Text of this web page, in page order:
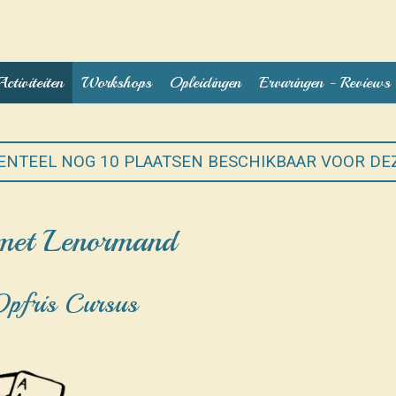
Workshops Opleidingen Ervaringen - Reviews
NOG 10 PLAATSEN BESCHIKBAAR VOOR
Lenormand
Cursus